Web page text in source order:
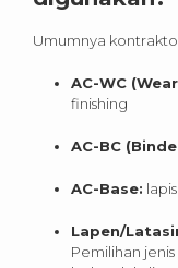
Umumnya
AC-WC
finishing
AC-BC
AC-Base:
Lapen/
Pemilihan